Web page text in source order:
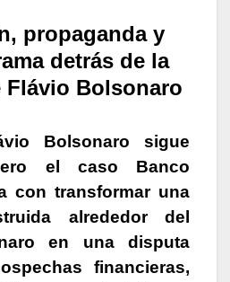
propaganda y
detrás de la
Flávio Bolsonaro
Bolsonaro sigue
el caso Banco
con transformar una
alrededor del
en una disputa
financieras,